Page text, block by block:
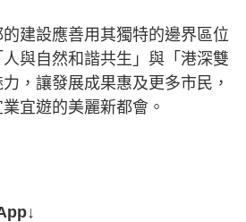
設應善用其獨特的邊界區位
與自然和諧共生」與「港深雙
，讓發展成果惠及更多市民，
宜遊的美麗新都會。